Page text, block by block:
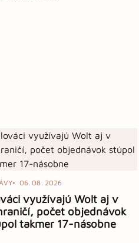
06. 08. 2026
využívajú Wolt aj v
počet objednávok
takmer 17-násobne